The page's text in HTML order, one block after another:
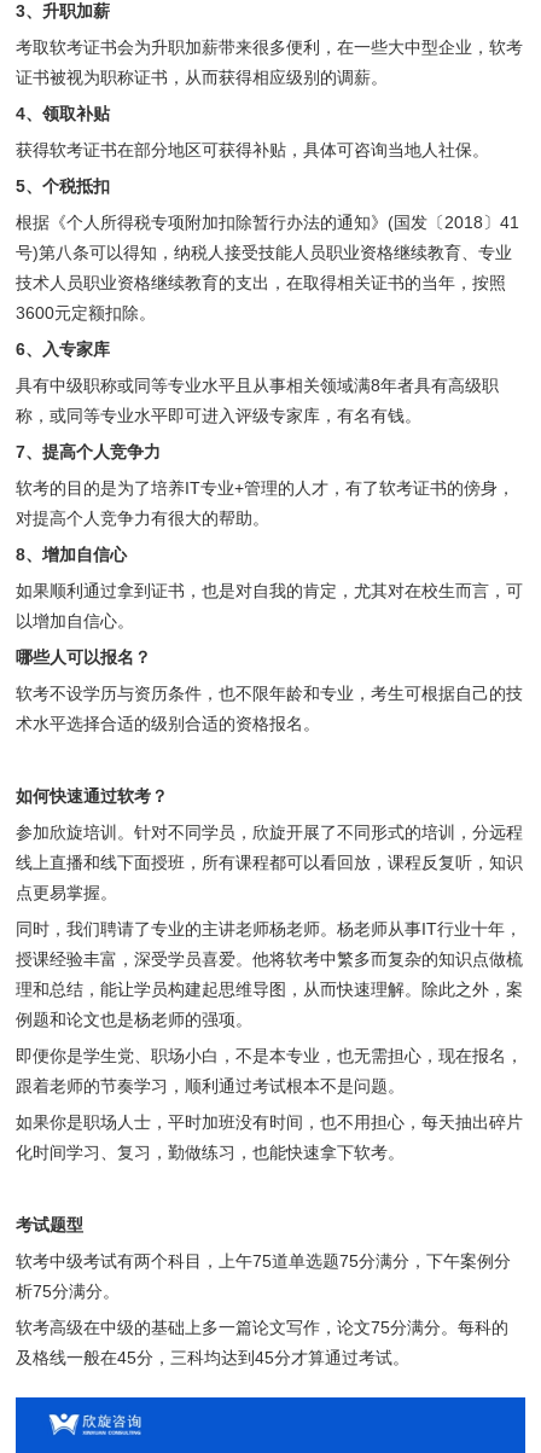
3、升职加薪
考取软考证书会为升职加薪带来很多便利，在一些大中型企业，软考
证书被视为职称证书，从而获得相应级别的调薪。
4、领取补贴
获得软考证书在部分地区可获得补贴，具体可咨询当地人社保。
5、个税抵扣
根据《个人所得税专项附加扣除暂行办法的通知》(国发〔2018〕41
号)第八条可以得知，纳税人接受技能人员职业资格继续教育、专业
技术人员职业资格继续教育的支出，在取得相关证书的当年，按照
3600元定额扣除。
6、入专家库
具有中级职称或同等专业水平且从事相关领域满8年者具有高级职
称，或同等专业水平即可进入评级专家库，有名有钱。
7、提高个人竞争力
软考的目的是为了培养IT专业+管理的人才，有了软考证书的傍身，
对提高个人竞争力有很大的帮助。
8、增加自信心
如果顺利通过拿到证书，也是对自我的肯定，尤其对在校生而言，可
以增加自信心。
哪些人可以报名？
软考不设学历与资历条件，也不限年龄和专业，考生可根据自己的技
术水平选择合适的级别合适的资格报名。
如何快速通过软考？
参加欣旋培训。针对不同学员，欣旋开展了不同形式的培训，分远程
线上直播和线下面授班，所有课程都可以看回放，课程反复听，知识
点更易掌握。
同时，我们聘请了专业的主讲老师杨老师。杨老师从事IT行业十年，
授课经验丰富，深受学员喜爱。他将软考中繁多而复杂的知识点做梳
理和总结，能让学员构建起思维导图，从而快速理解。除此之外，案
例题和论文也是杨老师的强项。
即便你是学生党、职场小白，不是本专业，也无需担心，现在报名，
跟着老师的节奏学习，顺利通过考试根本不是问题。
如果你是职场人士，平时加班没有时间，也不用担心，每天抽出碎片
化时间学习、复习，勤做练习，也能快速拿下软考。
考试题型
软考中级考试有两个科目，上午75道单选题75分满分，下午案例分
析75分满分。
软考高级在中级的基础上多一篇论文写作，论文75分满分。每科的
及格线一般在45分，三科均达到45分才算通过考试。